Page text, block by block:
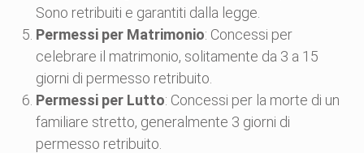
Sono retribuiti e garantiti dalla legge.
Permessi per Matrimonio: Concessi per
celebrare il matrimonio, solitamente da 3 a 15
giorni di permesso retribuito.
Permessi per Lutto: Concessi per la morte di un
familiare stretto, generalmente 3 giorni di
permesso retribuito.